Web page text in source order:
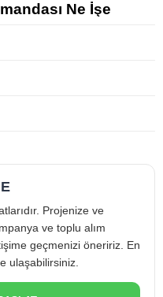
Ne İşe
eder
Projenize ve
ve toplu alım
geçmenizi öneririz. En
ulaşabilirsiniz.